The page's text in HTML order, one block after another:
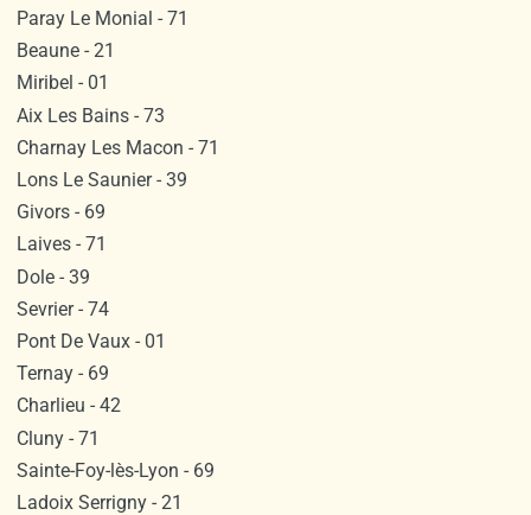
Paray Le Monial - 71
Beaune - 21
Miribel - 01
Aix Les Bains - 73
Charnay Les Macon - 71
Lons Le Saunier - 39
Givors - 69
Laives - 71
Dole - 39
Sevrier - 74
Pont De Vaux - 01
Ternay - 69
Charlieu - 42
Cluny - 71
Sainte-Foy-lès-Lyon - 69
Ladoix Serrigny - 21